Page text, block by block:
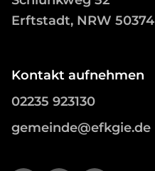
Erftstadt, NRW 50374
Kontakt aufnehmen
02235 923130
gemeinde@efkgie.de